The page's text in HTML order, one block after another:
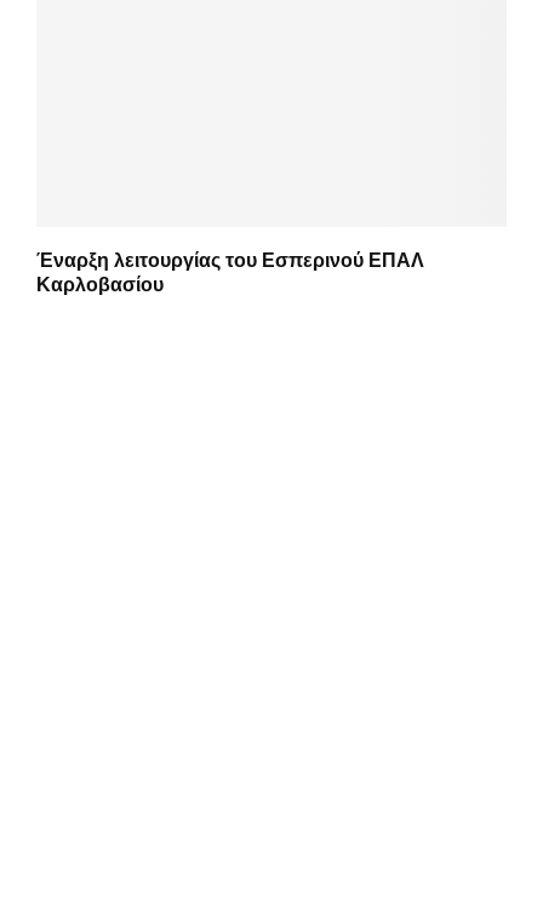
Έναρξη λειτουργίας του Εσπερινού ΕΠΑΛ
Καρλοβασίου